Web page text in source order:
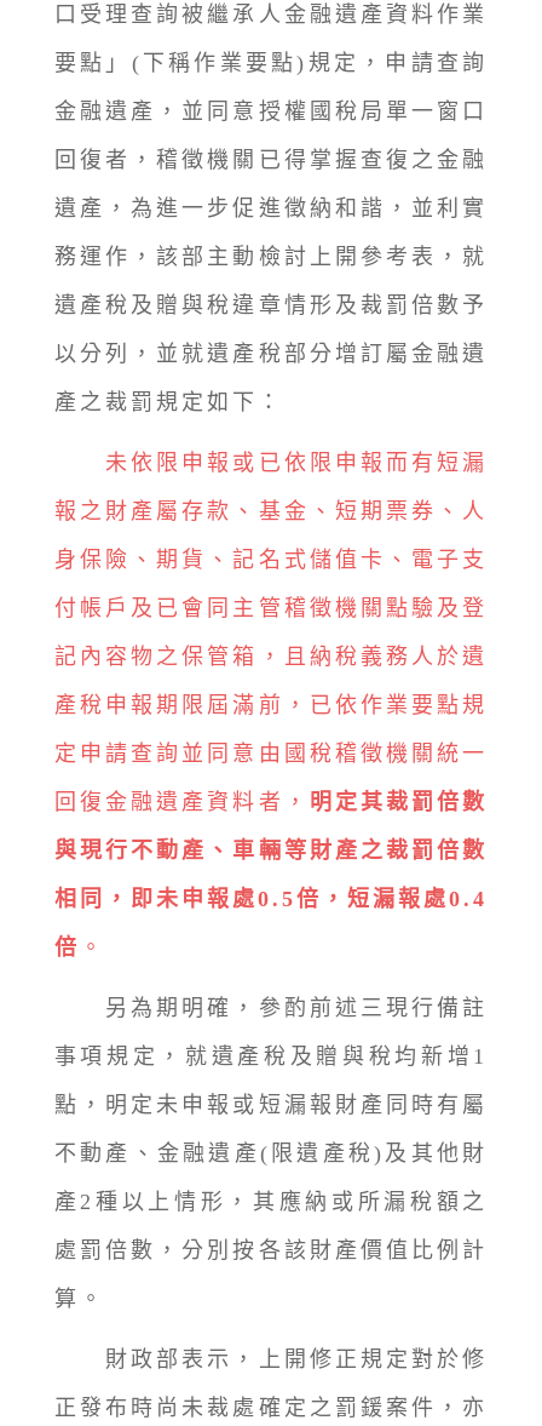
口受理查詢被繼承人金融遺產資料作業
要點」(下稱作業要點)規定，申請查詢
金融遺產，並同意授權國稅局單一窗口
回復者，稽徵機關已得掌握查復之金融
遺產，為進一步促進徵納和諧，並利實
務運作，該部主動檢討上開參考表，就
遺產稅及贈與稅違章情形及裁罰倍數予
以分列，並就遺產稅部分增訂屬金融遺
產之裁罰規定如下：
未依限申報或已依限申報而有短漏
報之財產屬存款、基金、短期票券、人
身保險、期貨、記名式儲值卡、電子支
付帳戶及已會同主管稽徵機關點驗及登
記內容物之保管箱，且納稅義務人於遺
產稅申報期限屆滿前，已依作業要點規
定申請查詢並同意由國稅稽徵機關統一
回復金融遺產資料者， 明定其裁罰倍數
與現行不動產、車輛等財產之裁罰倍數
相同，即未申報處0.5倍，短漏報處0.4
倍 。
另為期明確，參酌前述三現行備註
事項規定，就遺產稅及贈與稅均新增1
點，明定未申報或短漏報財產同時有屬
不動產、金融遺產(限遺產稅)及其他財
產2種以上情形，其應納或所漏稅額之
處罰倍數，分別按各該財產價值比例計
算。
財政部表示，上開修正規定對於修
正發布時尚未裁處確定之罰鍰案件，亦